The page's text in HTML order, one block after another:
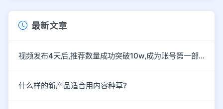
最新文章
视频发布4天后,推荐数量成功突破10w,成为账号第一部爆款作
什么样的新产品适合用内容种草?